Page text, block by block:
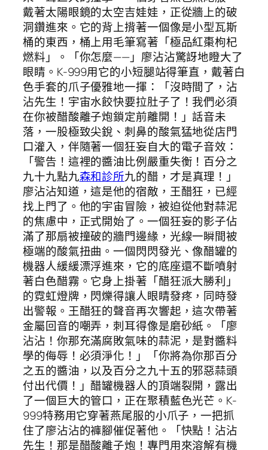
戴著太陽眼鏡的太空吉娃娃，正從牆上的破
洞鑽進來。它的背上揹著一個像是小型瓦斯
桶的東西，桶上用毛筆寫著「極品紅棗枸杞
燃料」。「你怎麼——」廖沾沾驚訝地瞪大了
眼睛。K-999用它的小短腿站得筆直，戴著白
色手套的爪子優雅地一揮：「沒時間了，沾
沾先生！宇宙水餃快要拉肚子了！我們必須
在你被醋酸離子炮鎖定前離開！」話音未
落，一股極致尖銳、刺鼻的酸氣猛地從店門
口灌入，伴隨著一個狂妄自大的電子音效：
「警告！這裡的醬油比例嚴重失衡！百分之
九十九點九森和診所九的醋，才是真理！」
廖沾沾知道，這是他的宿敵，王醋狂，已經
找上門了。他的宇宙冒險，被迫從他對蒜泥
的焦慮中，正式開始了。一個狂妄的影子佔
滿了那扇被撞破的牆門邊緣，光線一瞬間被
極端的酸氣扭曲。一個閃閃發光、像醋罐的
機器人緩緩漂浮進來，它的底座還不斷噴射
著白色醋霧。它身上掛著「醋狂派大勝利」
的霓虹燈牌，閃爍得讓人眼睛發疼，同時發
出警報。王醋狂的聲音再次響起，這次帶著
金屬回音的嘲弄，刺耳得像是磨砂紙。「廖
沾沾！你那充滿腐敗氣味的蒜泥，是對醬料
學的侮辱！必須淨化！」「你將為你那百分
之五的醬油，以及百分之九十五的邪惡蒜頭
付出代價！」醋罐機器人的頂端裂開，露出
了一個巨大的管口，正在聚積藍色光芒。K-
999特務用它穿著燕尾服的小爪子，一把抓
住了廖沾沾的褲腳催促著他。「快點！沾沾
先生！那是醋酸離子炮！專門用來溶解有機